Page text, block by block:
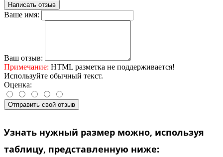
Написать отзыв
Ваше имя:
Ваш отзыв:
Примечание: HTML разметка не поддерживается!
Используйте обычный текст.
Оценка:
Отправить свой отзыв
Узнать нужный размер можно, используя
таблицу, представленную ниже: